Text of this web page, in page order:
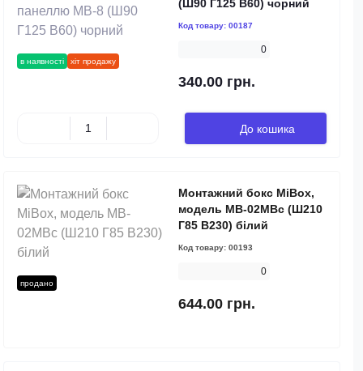
в наявності хіт продажу
(Ш90 Г125 В60) чорний
Код товару: 00187
0
340.00 грн.
До кошика
продано
Монтажний бокс MiBox,
модель MB-02MBc (Ш210
Г85 В230) білий
Код товару: 00193
0
644.00 грн.